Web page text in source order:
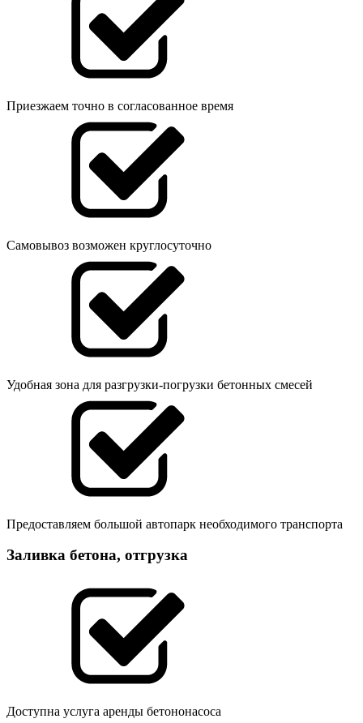
Приезжаем точно в согласованное время
Самовывоз возможен круглосуточно
Удобная зона для разгрузки-погрузки бетонных смесей
Предоставляем большой автопарк необходимого транспорта
Заливка бетона, отгрузка
Доступна услуга аренды бетононасоса